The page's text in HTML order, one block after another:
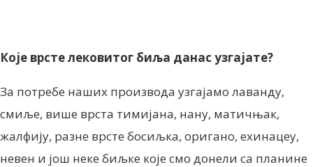
Које врсте лековитог биља данас узгајате?
За потребе наших производа узгајамо лаванду,
смиље, више врста тимијана, нану, матичњак,
жалфију, разне врсте босиљка, оригано, ехинацеу,
невен и још неке биљке које смо донели са планине